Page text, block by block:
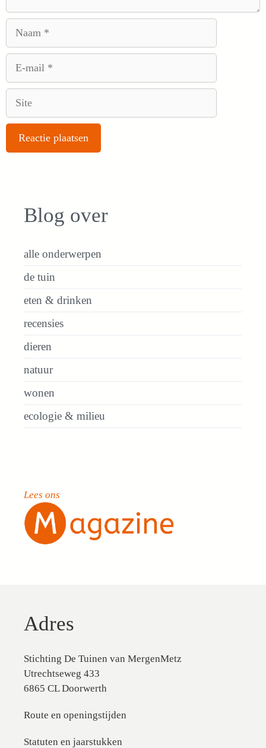
Blog over
alle onderwerpen
de tuin
eten & drinken
recensies
dieren
natuur
wonen
ecologie & milieu
Lees ons
Adres
Stichting De Tuinen van MergenMetz
Utrechtseweg 433
6865 CL Doorwerth
Route en openingstijden
Statuten en jaarstukken